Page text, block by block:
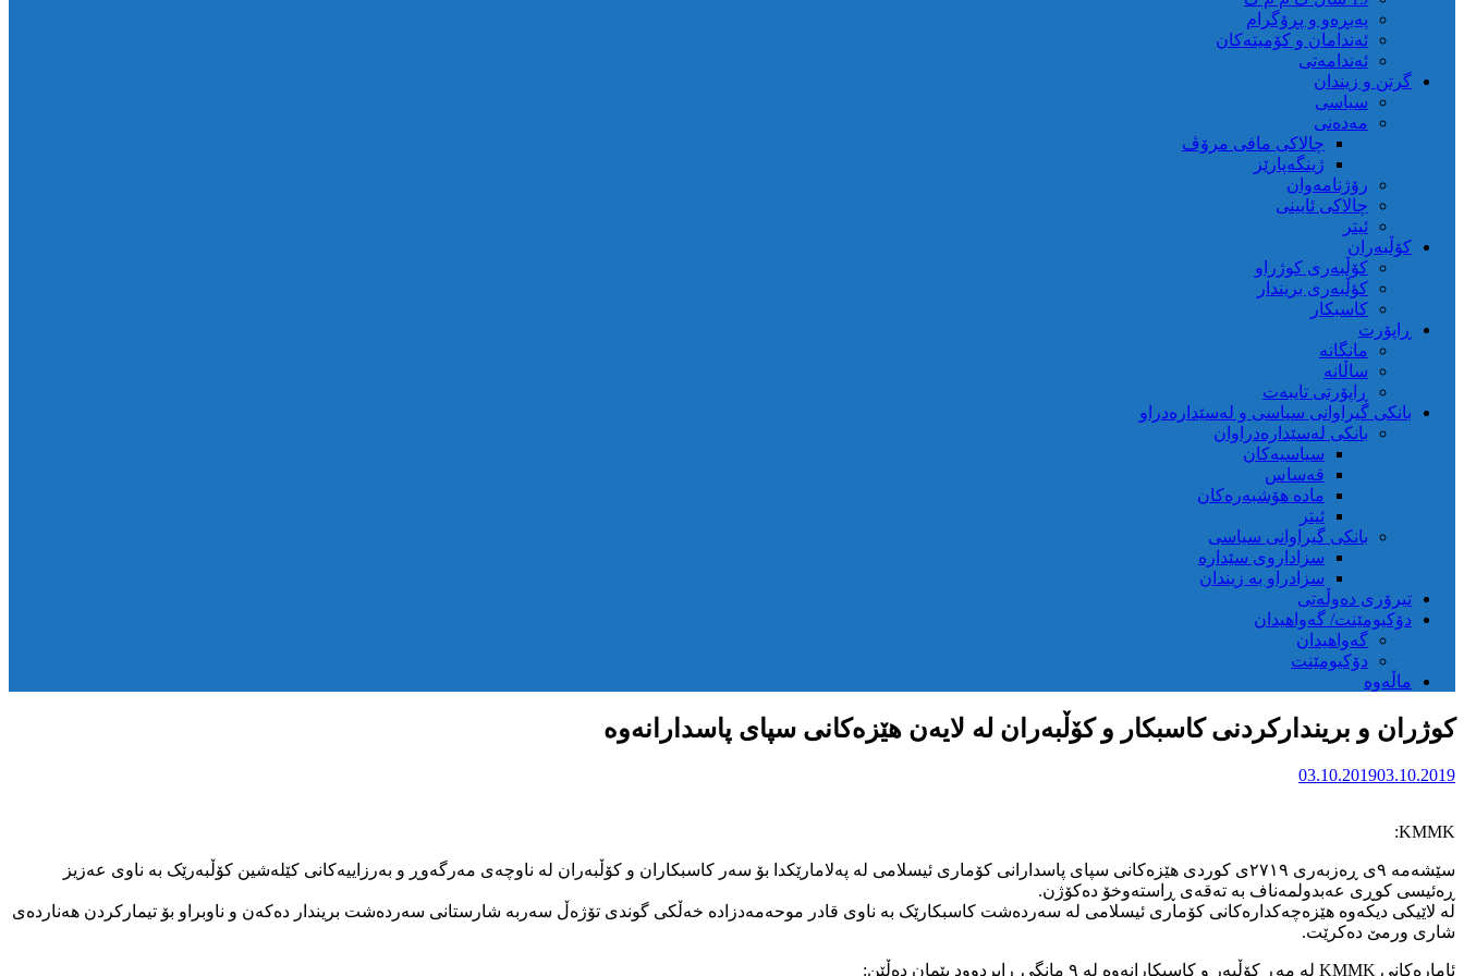
پەیڕەو و پڕۆگرام
ئەندامان و کۆمیتەکان
ئەندامەتی
گرتن و زیندان
سیاسی
مەدەنی
چالاکی مافی مرۆڤ
ژینگەپارێز
رۆژنامەوان
چالاکی ئایینی
ئیتر
کۆڵبەران
کۆڵبەری کوژراو
کؤڵبەری بریندار
کاسبکار
ڕاپۆرت
مانگانە
ساڵانە
ڕاپۆرتی تایبەت
بانکی گیراوانی سیاسی و لەسێدارەدراو
بانکی لەسێدارەدراوان
سیاسیەکان
قەساس
مادە هۆشبەرەکان
ئیتر
بانکی گیراوانی سیاسی
سزاداروی سێدارە
سزادراو بە زیندان
تیرۆری دەوڵەتی
دۆکیومێنت/ گەواهیدان
گەواهیدان
دۆکیومێنت
ماڵەوە
کوژران و بریندارکردنی کاسبکار و کۆڵبەران لە لایەن هێزەکانی سپای پاسدارانەوە
03.10.201903.10.2019
KMMK:
سێشەمە ۹ی ڕەزبەری ۲۷۱۹ی کوردی هێزەکانی سپای پاسدارانی کۆماری ئیسلامی لە پەلامارێکدا بۆ سەر کاسبکاران و کۆڵبەران لە ناوچەی مەرگەوڕ و بەرزاییەکانی کێلەشین کۆڵبەرێک بە ناوی عەزیز
ڕەئیسی کوڕی عەبدولمەناف بە تەقەی ڕاستەوخۆ دەکۆژن.
لە لاێیکی دیکەوە هێزەچەکدارەکانی کۆماری ئیسلامی لە سەردەشت کاسبکارێک بە ناوی قادر موحەمەدزادە خەڵکی گوندی تۆژەڵ سەربە شارستانی سەردەشت بریندار دەکەن و ناوبراو بۆ تیمارکردن هەناردەی
شاری ورمێ دەکرێت.
ئامارەکانی KMMK لە مەڕ کۆڵبەر و کاسبکارانەوە لە ۹ مانگی ڕابردوود پێمان دەڵێن: